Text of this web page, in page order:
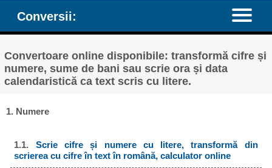
Conversii:
Convertoare online disponibile: transformă cifre și
numere, sume de bani sau scrie ora și data
calendaristică ca text scris cu litere.
1. Numere
1.1. Scrie cifre și numere cu litere, transformă din
scrierea cu cifre în text în română, calculator online